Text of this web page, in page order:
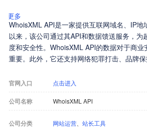
更多
WhoisXML API是一家提供互联网域名、IP
以来，该公司通过其API和数据馈送服务，
度和安全性。WhoisXML API的数据对于商
重要。此外，它还支持网络犯罪打击、品牌
官网入口 点击进入
公司名称 WhoisXML API
公司分类 网站运营 站长工具